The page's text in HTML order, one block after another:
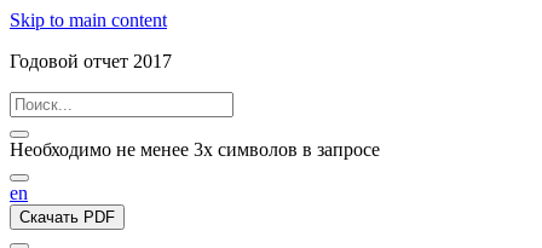
Skip to main content
Годовой отчет 2017
Необходимо не менее 3х символов в запросе
en
Скачать PDF